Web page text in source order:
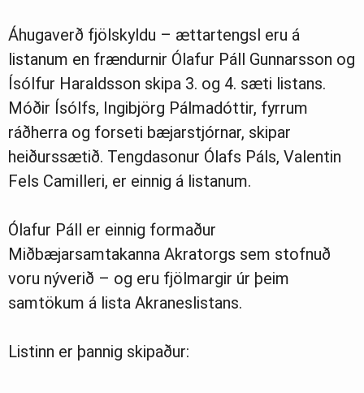
Áhugaverð fjölskyldu – ættartengsl eru á
listanum en frændurnir Ólafur Páll Gunnarsson og
Ísólfur Haraldsson skipa 3. og 4. sæti listans.
Móðir Ísólfs, Ingibjörg Pálmadóttir, fyrrum
ráðherra og forseti bæjarstjórnar, skipar
heiðurssætið. Tengdasonur Ólafs Páls, Valentin
Fels Camilleri, er einnig á listanum.
Ólafur Páll er einnig formaður
Miðbæjarsamtakanna Akratorgs sem stofnuð
voru nýverið – og eru fjölmargir úr þeim
samtökum á lista Akraneslistans.
Listinn er þannig skipaður: